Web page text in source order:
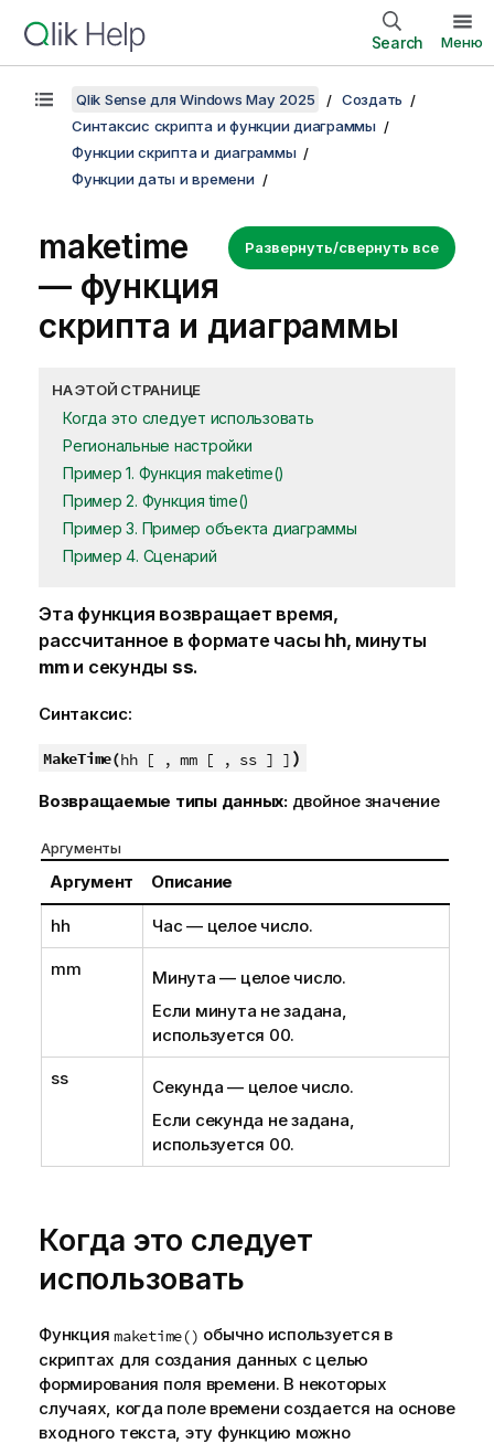
Search Меню
Qlik Sense для Windows May 2025
Создать
Синтаксис скрипта и функции диаграммы
Функции скрипта и диаграммы
Функции даты и времени
Развернуть/свернуть все
maketime
— функция
скриптa и диаграммы
НА ЭТОЙ СТРАНИЦЕ
Когда это следует использовать
Региональные настройки
Пример 1. Функция maketime()
Пример 2. Функция time()
Пример 3. Пример объекта диаграммы
Пример 4. Сценарий
Эта функция возвращает время,
рассчитанное в формате часы hh, минуты
mmи секунды ss.
Синтаксис:
MakeTime(hh [ , mm [ , ss ] ] )
Возвращаемые типы данных: двойное значение
Аргументы
Аргумент Описание
hh Час — целое число.
mm
Минута — целое число.
Если минута не задана,
используется 00.
ss
Секунда — целое число.
Если секунда не задана,
используется 00.
Когда это следует
использовать
Функция maketime() обычно используется в
скриптах для создания данных с целью
формирования поля времени. В некоторых
случаях, когда поле времени создается на основе
входного текста, эту функцию можно